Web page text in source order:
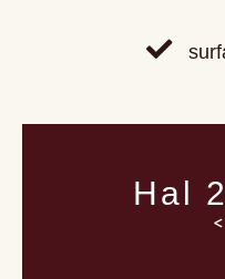
Hal